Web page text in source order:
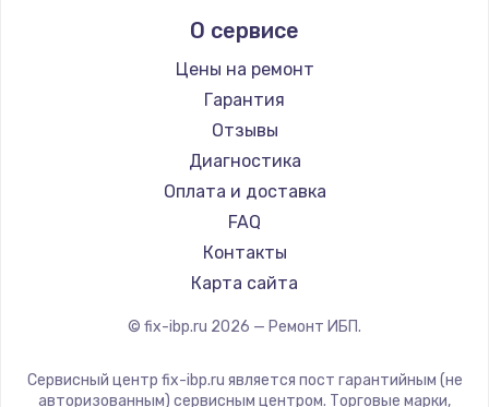
О сервисе
Цены на ремонт
Гарантия
Отзывы
Диагностика
Оплата и доставка
FAQ
Контакты
Карта сайта
© fix-ibp.ru 2026 — Ремонт ИБП.
Сервисный центр fix-ibp.ru является пост гарантийным (не
авторизованным) сервисным центром. Торговые марки,